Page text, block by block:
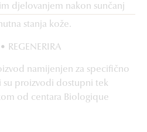
djelovanjem nakon sunčanj
stanja kože.
REGENERIRA
namijenjen za specifično
su proizvodi dostupni tek
od centara Biologique